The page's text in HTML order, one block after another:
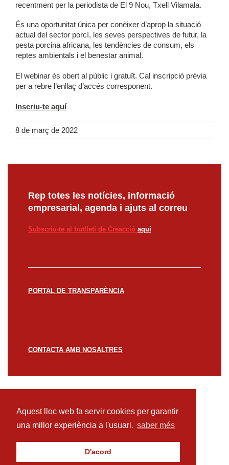
Aquest lloc web fa servir cookies per garantir
una millor experiència a l'usuari. saber més
D'acord
recentment per la periodista de El 9 Nou, Txell Vilamala.
És una oportunitat única per conèixer d’aprop la situació
actual del sector porcí, les seves perspectives de futur, la
pesta porcina africana, les tendències de consum, els
reptes ambientals i el benestar animal.
El webinar és obert al públic i gratuït. Cal inscripció prèvia
per a rebre l’enllaç d’accés corresponent.
Inscriu-te aquí
8 de març de 2022
Rep totes les notícies, informació
empresarial, agenda i ajuts al correu
Subscriu-te al butlletí de Creacció aquí
PORTAL DE TRANSPARÈNCIA
CONTACTA AMB NOSALTRES